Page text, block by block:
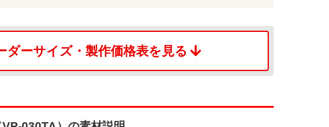
ダーサイズ・ 製作価格表を見る